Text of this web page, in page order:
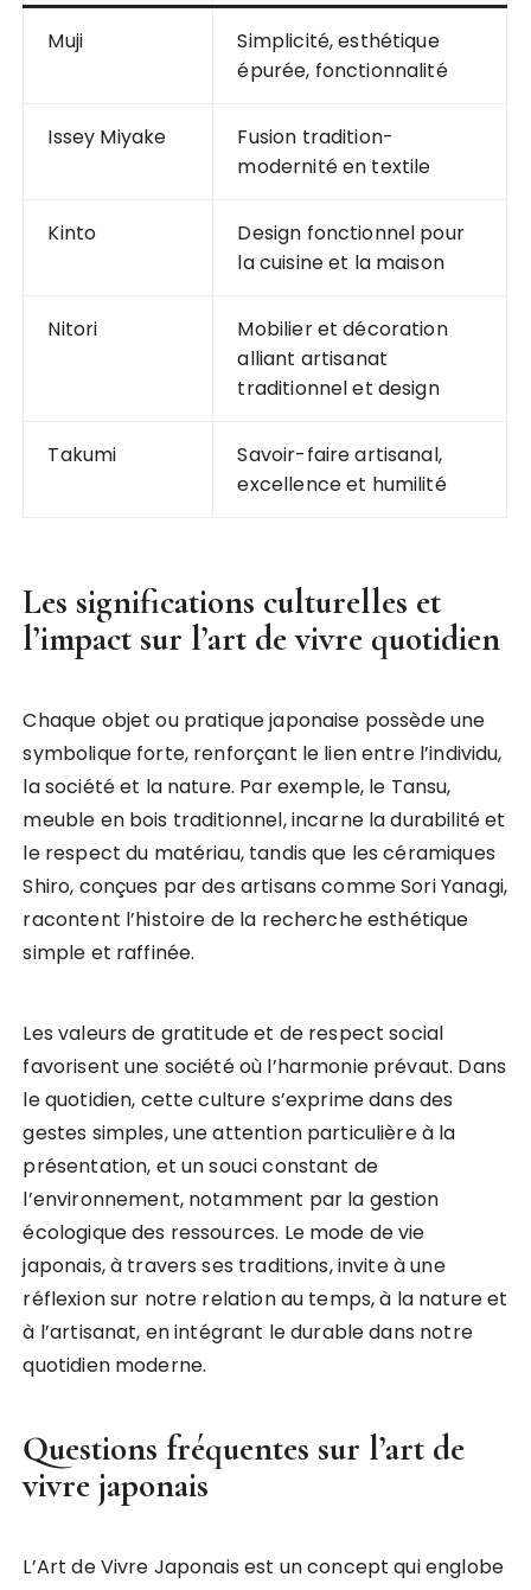
Muji
Simplicité, esthétique
épurée, fonctionnalité
Issey Miyake
Fusion tradition-
modernité en textile
Kinto
Design fonctionnel pour
la cuisine et la maison
Nitori
Mobilier et décoration
alliant artisanat
traditionnel et design
Takumi
Savoir-faire artisanal,
excellence et humilité
Les significations culturelles et
l’impact sur l’art de vivre quotidien
Chaque objet ou pratique japonaise possède une
symbolique forte, renforçant le lien entre l’individu,
la société et la nature. Par exemple, le Tansu,
meuble en bois traditionnel, incarne la durabilité et
le respect du matériau, tandis que les céramiques
Shiro, conçues par des artisans comme Sori Yanagi,
racontent l’histoire de la recherche esthétique
simple et raffinée.
Les valeurs de gratitude et de respect social
favorisent une société où l’harmonie prévaut. Dans
le quotidien, cette culture s’exprime dans des
gestes simples, une attention particulière à la
présentation, et un souci constant de
l’environnement, notamment par la gestion
écologique des ressources. Le mode de vie
japonais, à travers ses traditions, invite à une
réflexion sur notre relation au temps, à la nature et
à l’artisanat, en intégrant le durable dans notre
quotidien moderne.
Questions fréquentes sur l’art de
vivre japonais
L’Art de Vivre Japonais est un concept qui englobe